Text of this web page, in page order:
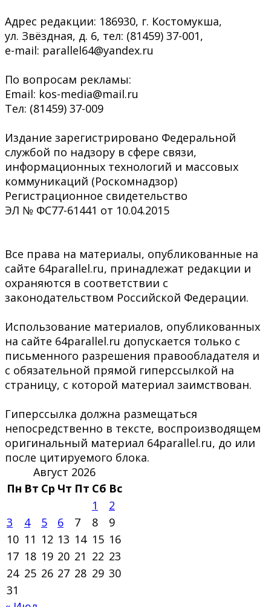
Адрес редакции: 186930, г. Костомукша,
ул. Звёздная, д. 6, тел: (81459) 37-001,
e-mail: parallel64@yandex.ru
По вопросам рекламы:
Email: kos-media@mail.ru
Тел: (81459) 37-009
Издание зарегистрировано Федеральной
службой по надзору в сфере связи,
информационных технологий и массовых
коммуникаций (Роскомнадзор)
Регистрационное свидетельство
ЭЛ № ФС77-61441 от 10.04.2015
Все права на материалы, опубликованные на
сайте 64parallel.ru, принадлежат редакции и
охраняются в соответствии с
законодательством Российской Федерации.
Использование материалов, опубликованных
на сайте 64parallel.ru допускается только с
письменного разрешения правообладателя и
с обязательной прямой гиперссылкой на
страницу, с которой материал заимствован.
Гиперссылка должна размещаться
непосредственно в тексте, воспроизводящем
оригинальный материал 64parallel.ru, до или
после цитируемого блока.
Август 2026
Пн Вт Ср Чт Пт Сб Вс
1
2
3
4 5 6 7 8
9
10 11 12 13 14 15 16
17 18 19 20 21 22 23
24 25 26 27 28 29 30
31